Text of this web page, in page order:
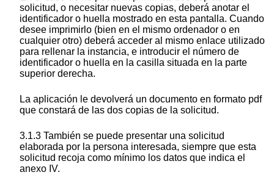
solicitud, o necesitar nuevas copias, deberá anotar el
identificador o huella mostrado en esta pantalla. Cuando
desee imprimirlo (bien en el mismo ordenador o en
cualquier otro) deberá acceder al mismo enlace utilizado
para rellenar la instancia, e introducir el número de
identificador o huella en la casilla situada en la parte
superior derecha.
La aplicación le devolverá un documento en formato pdf
que constará de las dos copias de la solicitud.
3.1.3 También se puede presentar una solicitud
elaborada por la persona interesada, siempre que esta
solicitud recoja como mínimo los datos que indica el
anexo IV.